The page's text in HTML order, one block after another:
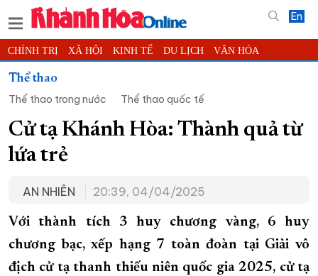
En
CHÍNH TRỊ XÃ HỘI KINH TẾ DU LỊCH VĂN HÓA
THỂ THAO
KHOA HỌC - CÔNG NGHỆ PHÁP LUẬT BẠN ĐỌC
THẾ GIỚI MULTIMEDIA VIDEO ĐỌC BÁO ONLINE
PODCAST THÔNG TIN - QUẢNG CÁO
TRƯỜNG SA BIỂN ĐẢO QUÊ HƯƠNG
CHUNG TAY CẢI CÁCH HÀNH CHÍNH
XÂY DỰNG NÔNG THÔN MỚI LỊCH CẮT ĐIỆN
TÀU - XE - MÁY BAY
Thể thao
Thể thao trong nước
Thể thao quốc tế
Cử tạ Khánh Hòa: Thành quả từ
lứa trẻ
AN NHIÊN 20:39, 04/04/2025
Với thành tích 3 huy chương vàng, 6 huy
chương bạc, xếp hạng 7 toàn đoàn tại Giải vô
địch cử tạ thanh thiếu niên quốc gia 2025, cử tạ